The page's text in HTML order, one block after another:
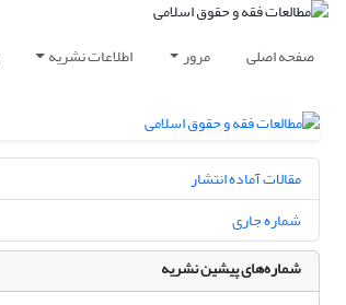
صفحه اصلی مرور اطلاعات نشریه
مقالات آماده انتشار
شماره جاری
شماره‌های پیشین نشریه